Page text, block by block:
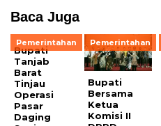
Baca Juga
Pemerintahan
Bupati
Tanjab
Barat
Tinjau
Operasi
Pasar
Daging
Pemerintahan
Bupati
Bersama
Ketua
Komisi II